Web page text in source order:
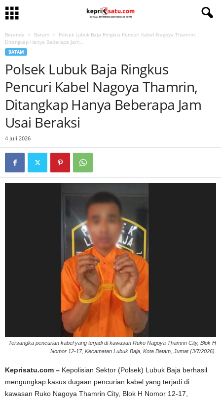
Beranda Batam
Polsek Lubuk Baja Ringkus Pencuri Kabel Nagoya Thamrin,
Ditangkap Hanya Beberapa Jam...
BATAM
Polsek Lubuk Baja Ringkus
Pencuri Kabel Nagoya Thamrin,
Ditangkap Hanya Beberapa Jam
Usai Beraksi
4 Juli 2026
Tersangka pencurian kabel yang terjadi di kawasan Ruko Nagoya Thamrin City, Blok H
Nomor 12-17, Kecamatan Lubuk Baja, Kota Batam, Jumat (3/7/2026).
Keprisatu.com – Kepolisian Sektor (Polsek) Lubuk Baja berhasil
mengungkap kasus dugaan pencurian kabel yang terjadi di
kawasan Ruko Nagoya Thamrin City, Blok H Nomor 12-17,